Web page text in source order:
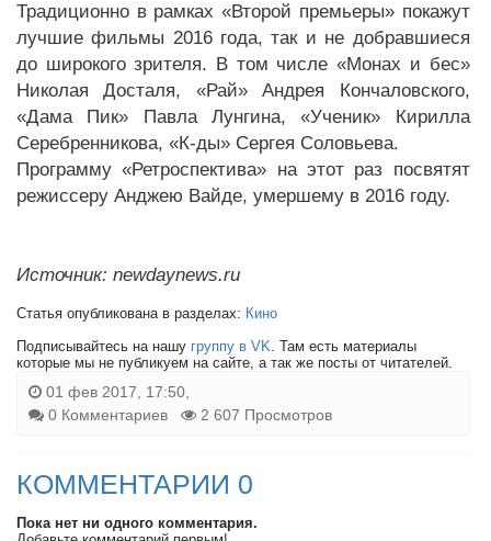
Традиционно в рамках «Второй премьеры» покажут
лучшие фильмы 2016 года, так и не добравшиеся
до широкого зрителя. В том числе «Монах и бес»
Николая Досталя, «Рай» Андрея Кончаловского,
«Дама Пик» Павла Лунгина, «Ученик» Кирилла
Серебренникова, «К-ды» Сергея Соловьева.
Программу «Ретроспектива» на этот раз посвятят
режиссеру Анджею Вайде, умершему в 2016 году.
Источник: newdaynews.ru
Статья опубликована в разделах: Кино
Подписывайтесь на нашу группу в VK. Там есть материалы
которые мы не публикуем на сайте, а так же посты от читателей.
01 фев 2017, 17:50,
0 Комментариев
2 607 Просмотров
КОММЕНТАРИИ 0
Пока нет ни одного комментария.